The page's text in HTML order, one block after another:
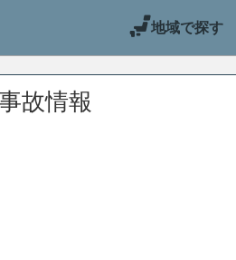
地域で探す
故情報